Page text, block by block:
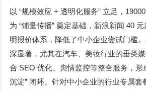
以 “规模效应+透明化服务” 立足，
为“铺量传播” 奠定基础，新浪新闻40 元
明报价体系，降低了中小企业尝试门槛
深显著，尤其在汽车、美妆行业的垂类
合 SEO优化、舆情监控等整合服务，
沉淀” 闭环。针对中小企业的行业专属套